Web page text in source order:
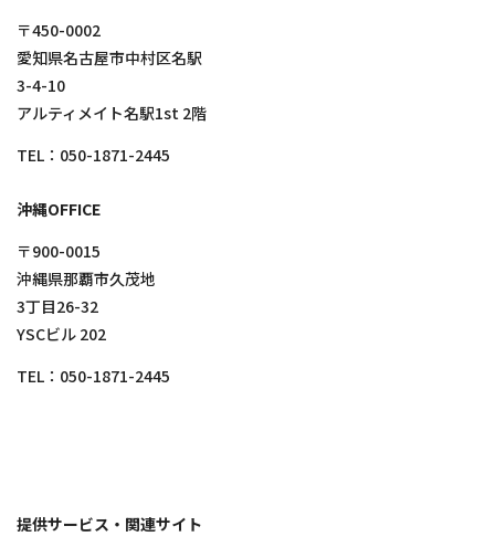
〒450-0002
愛知県名古屋市中村区名駅
3-4-10
アルティメイト名駅1st 2階
TEL： 050-1871-2445
沖縄OFFICE
〒900-0015
沖縄県那覇市久茂地
3丁目26-32
YSCビル 202
TEL： 050-1871-2445
提供サービス・関連サイト